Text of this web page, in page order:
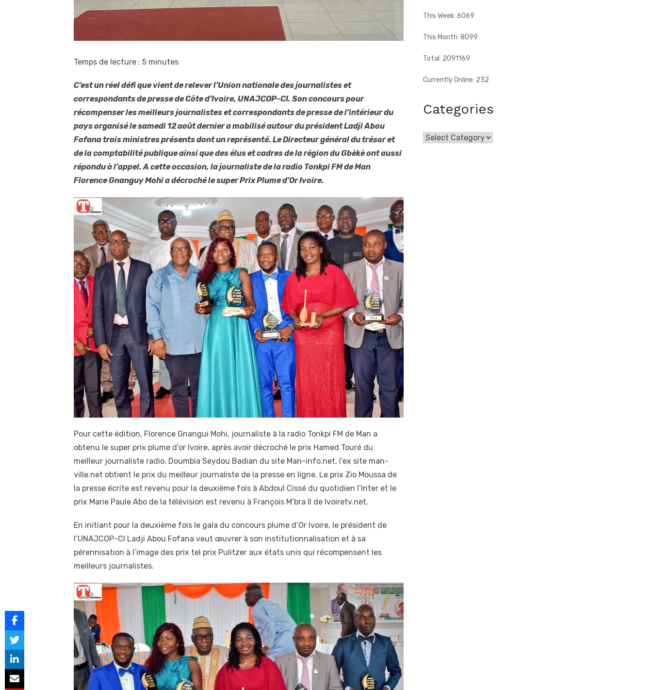
Temps de lecture : 5 minutes
C’est un réel défi que vient de relever l’Union nationale des journalistes et
correspondants de presse de Côte d’Ivoire, UNAJCOP-CI. Son concours pour
récompenser les meilleurs journalistes et correspondants de presse de l’intérieur du
pays organisé le samedi 12 août dernier a mobilisé autour du président Ladji Abou
Fofana trois ministres présents dont un représenté. Le Directeur général du trésor et
de la comptabilité publique ainsi que des élus et cadres de la région du Gbèkè ont aussi
répondu à l’appel. A cette occasion, la journaliste de la radio Tonkpi FM de Man
Florence Gnanguy Mohi a décroché le super Prix Plume d’Or Ivoire.
Pour cette édition, Florence Gnangui Mohi, journaliste à la radio Tonkpi FM de Man a
obtenu le super prix plume d’or Ivoire, après avoir décroché le prix Hamed Touré du
meilleur journaliste radio. Doumbia Seydou Badian du site Man-info.net, l’ex site man-
ville.net obtient le prix du meilleur journaliste de la presse en ligne. Le prix Zio Moussa de
la presse écrite est revenu pour la deuxième fois à Abdoul Cissé du quotidien l’Inter et le
prix Marie Paule Abo de la télévision est revenu à François M’bra II de Ivoiretv.net.
En initiant pour la deuxième fois le gala du concours plume d’Or Ivoire, le président de
l’UNAJCOP-CI Ladji Abou Fofana veut œuvrer à son institutionnalisation et à sa
pérennisation à l’image des prix tel prix Pulitzer aux états unis qui récompensent les
meilleurs journalistes.
This Week: 6069
This Month: 8099
Total: 2091169
Currently Online: 232
Categories
Categories